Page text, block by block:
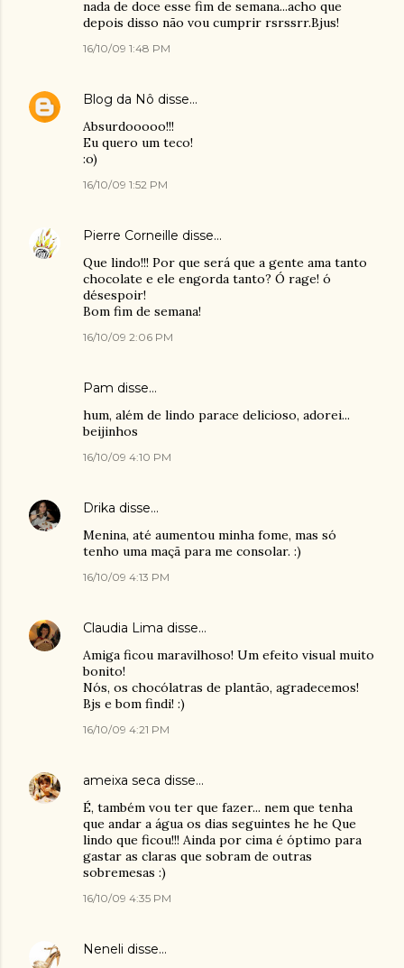
nada de doce esse fim de semana...acho que
depois disso não vou cumprir rsrssrr.Bjus!
16/10/09 1:48 PM
Blog da Nô disse…
Absurdooooo!!!
Eu quero um teco!
:o)
16/10/09 1:52 PM
Pierre Corneille disse…
Que lindo!!! Por que será que a gente ama tanto
chocolate e ele engorda tanto? Ó rage! ó
désespoir!
Bom fim de semana!
16/10/09 2:06 PM
Pam disse…
hum, além de lindo parace delicioso, adorei...
beijinhos
16/10/09 4:10 PM
Drika disse…
Menina, até aumentou minha fome, mas só
tenho uma maçã para me consolar. :)
16/10/09 4:13 PM
Claudia Lima disse…
Amiga ficou maravilhoso! Um efeito visual muito
bonito!
Nós, os chocólatras de plantão, agradecemos!
Bjs e bom findi! :)
16/10/09 4:21 PM
ameixa seca disse…
É, também vou ter que fazer... nem que tenha
que andar a água os dias seguintes he he Que
lindo que ficou!!! Ainda por cima é óptimo para
gastar as claras que sobram de outras
sobremesas :)
16/10/09 4:35 PM
Neneli disse…